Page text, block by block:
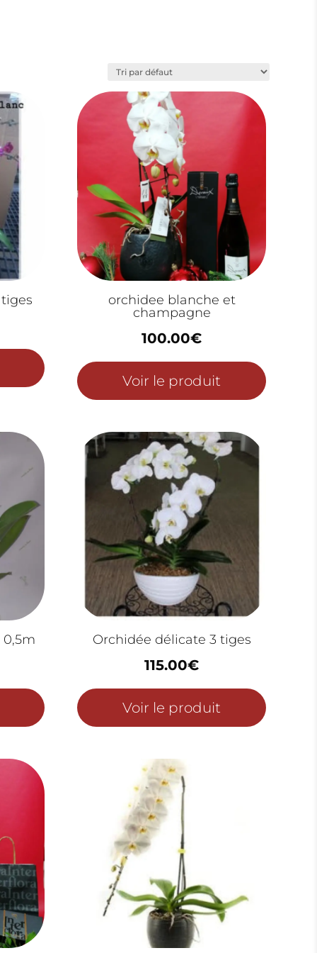
orchidee blanche et
champagne
100.00€
Voir le produit
0,5m Orchidée délicate 3 tiges
115.00€
Voir le produit